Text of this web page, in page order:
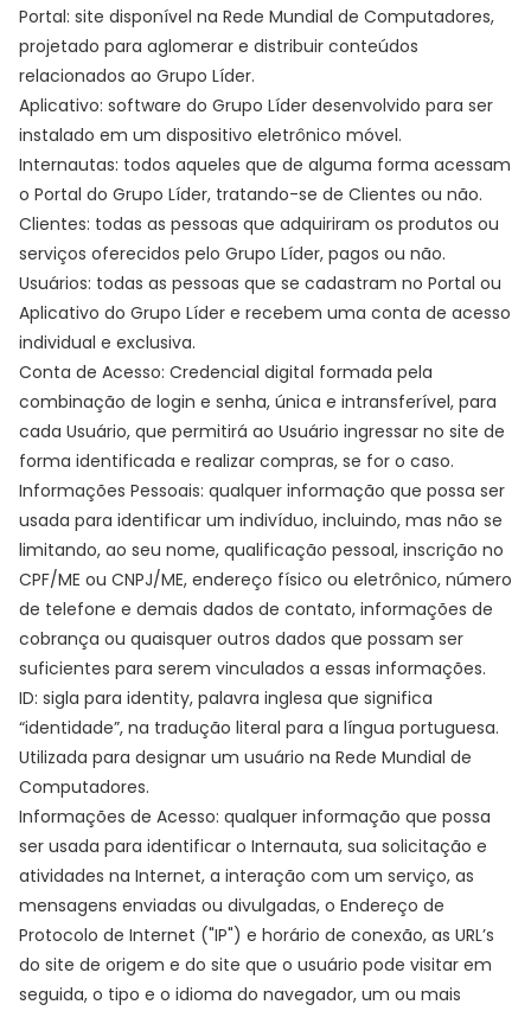
Portal: site disponível na Rede Mundial de Computadores,
projetado para aglomerar e distribuir conteúdos
relacionados ao Grupo Líder.
Aplicativo: software do Grupo Líder desenvolvido para ser
instalado em um dispositivo eletrônico móvel.
Internautas: todos aqueles que de alguma forma acessam
o Portal do Grupo Líder, tratando-se de Clientes ou não.
Clientes: todas as pessoas que adquiriram os produtos ou
serviços oferecidos pelo Grupo Líder, pagos ou não.
Usuários: todas as pessoas que se cadastram no Portal ou
Aplicativo do Grupo Líder e recebem uma conta de acesso
individual e exclusiva.
Conta de Acesso: Credencial digital formada pela
combinação de login e senha, única e intransferível, para
cada Usuário, que permitirá ao Usuário ingressar no site de
forma identificada e realizar compras, se for o caso.
Informações Pessoais: qualquer informação que possa ser
usada para identificar um indivíduo, incluindo, mas não se
limitando, ao seu nome, qualificação pessoal, inscrição no
CPF/ME ou CNPJ/ME, endereço físico ou eletrônico, número
de telefone e demais dados de contato, informações de
cobrança ou quaisquer outros dados que possam ser
suficientes para serem vinculados a essas informações.
ID: sigla para identity, palavra inglesa que significa
“identidade”, na tradução literal para a língua portuguesa.
Utilizada para designar um usuário na Rede Mundial de
Computadores.
Informações de Acesso: qualquer informação que possa
ser usada para identificar o Internauta, sua solicitação e
atividades na Internet, a interação com um serviço, as
mensagens enviadas ou divulgadas, o Endereço de
Protocolo de Internet ("IP") e horário de conexão, as URL’s
do site de origem e do site que o usuário pode visitar em
seguida, o tipo e o idioma do navegador, um ou mais